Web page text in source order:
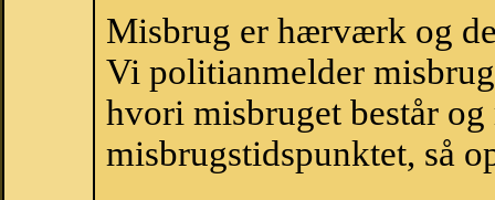
Misbrug er hærværk og
Vi politianmelder
hvori misbruget består
misbrugstidspunktet, så